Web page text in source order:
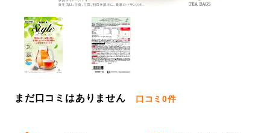
まだ口コミはありません 口コミ0件